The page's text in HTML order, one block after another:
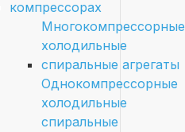
компрессорах
Многокомпрессорные
холодильные
спиральные агрегаты
Однокомпрессорные
холодильные
спиральные